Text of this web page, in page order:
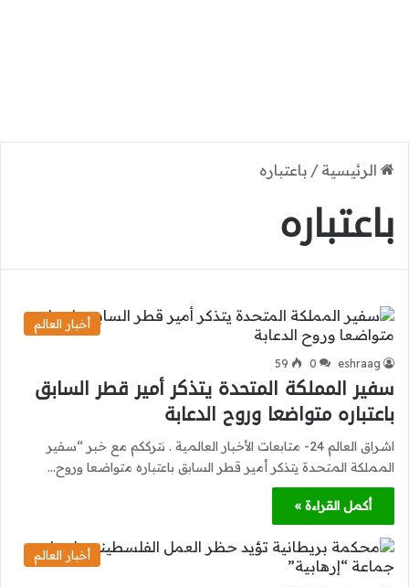
الرئيسية / باعتباره
باعتباره
أخبار العالم
eshraag
0
59
سفير المملكة المتحدة يتذكر أمير قطر السابق
باعتباره متواضعا وروح الدعابة
اشراق العالم 24- متابعات الأخبار العالمية . نترككم مع خبر “سفير
المملكة المتحدة يتذكر أمير قطر السابق باعتباره متواضعا وروح…
أكمل القراءة »
أخبار العالم